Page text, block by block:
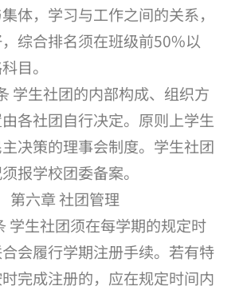
体，学习与工作之间的关系，
综合排名须在班级前50%以
目。
生社团的内部构成、组织方
各社团自行决定。原则上学生
决策的理事会制度。学生社团
报学校团委备案。
第六章 社团管理
生社团须在每学期的规定时
会履行学期注册手续。若有特
完成注册的，应在规定时间内